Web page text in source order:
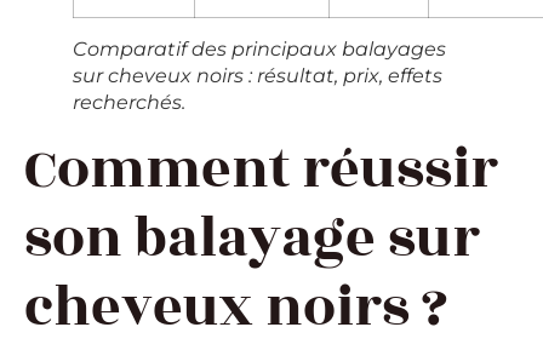
Comparatif des principaux balayages
sur cheveux noirs : résultat, prix, effets
recherchés.
Comment réussir
son balayage sur
cheveux noirs ?